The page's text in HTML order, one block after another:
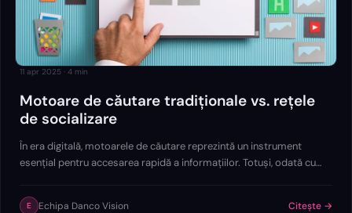
11 apr 2025 · 4 min
Motoare de căutare tradiționale vs. rețele
de socializare
În era digitală, motoarele de căutare reprezintă un instrument
esențial pentru accesarea rapidă a informațiilor. Totuși, odată cu
o alternativă…
E Echipa Danco Vision Citește →